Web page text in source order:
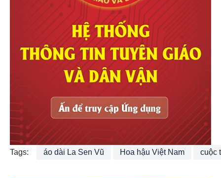
Tags: áo dài La Sen Vũ Hoa hậu Việt Nam cuộc